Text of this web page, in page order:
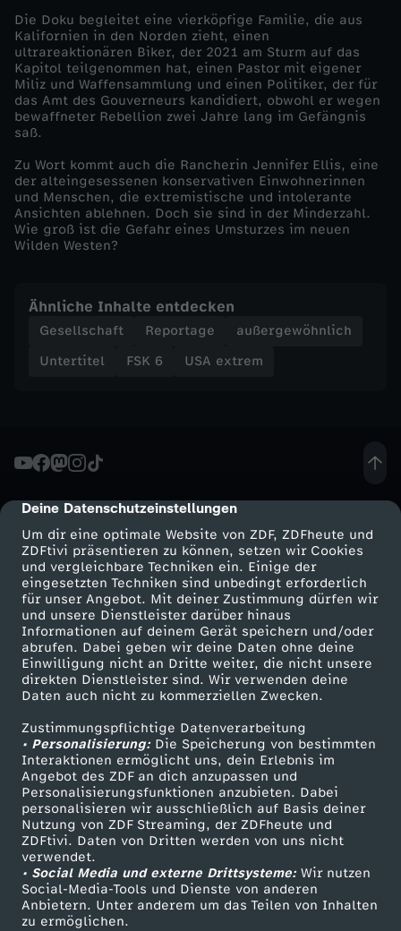
cmp-dialog-description
Deine Datenschutzeinstellungen
Um dir eine optimale Website von ZDF, ZDFheute und
ZDFtivi präsentieren zu können, setzen wir Cookies
und vergleichbare Techniken ein. Einige der
eingesetzten Techniken sind unbedingt erforderlich
für unser Angebot. Mit deiner Zustimmung dürfen wir
und unsere Dienstleister darüber hinaus
Informationen auf deinem Gerät speichern und/oder
abrufen. Dabei geben wir deine Daten ohne deine
Einwilligung nicht an Dritte weiter, die nicht unsere
direkten Dienstleister sind. Wir verwenden deine
Daten auch nicht zu kommerziellen Zwecken.
Zustimmungspflichtige Datenverarbeitung
• Personalisierung:Die Speicherung von bestimmten
Interaktionen ermöglicht uns, dein Erlebnis im
Angebot des ZDF an dich anzupassen und
Personalisierungsfunktionen anzubieten. Dabei
personalisieren wir ausschließlich auf Basis deiner
Nutzung von ZDF Streaming, der ZDFheute und
ZDFtivi. Daten von Dritten werden von uns nicht
verwendet.
• Social Media und externe Drittsysteme:Wir nutzen
Social-Media-Tools und Dienste von anderen
Anbietern. Unter anderem um das Teilen von Inhalten
zu ermöglichen.
u
n
d
M
i
l
z
e
Die Doku begleitet eine vierköpfige Familie, die aus
Kalifornien in den Norden zieht, einen
ultrareaktionären Biker, der 2021 am Sturm auf das
Kapitol teilgenommen hat, einen Pastor mit eigener
Miliz und Waffensammlung und einen Politiker, der für
das Amt des Gouverneurs kandidiert, obwohl er wegen
bewaffneter Rebellion zwei Jahre lang im Gefängnis
saß.
Zu Wort kommt auch die Rancherin Jennifer Ellis, eine
der alteingesessenen konservativen Einwohnerinnen
und Menschen, die extremistische und intolerante
Ansichten ablehnen. Doch sie sind in der Minderzahl.
Wie groß ist die Gefahr eines Umsturzes im neuen
Wilden Westen?
Ähnliche Inhalte entdecken
Gesellschaft Reportage
außergewöhnlich
Untertitel
FSK 6 USA extrem
Mehr ZDF
ZDF-Apps
Smart TV
ZDFtext
Livestreams
Sendungen A-Z
TV-Programm
Service
ZDFmitreden
Kontakt zum ZDF
Tickets
Zuschauerservice
Hilfe
ZDF Unternehmen
Karriere